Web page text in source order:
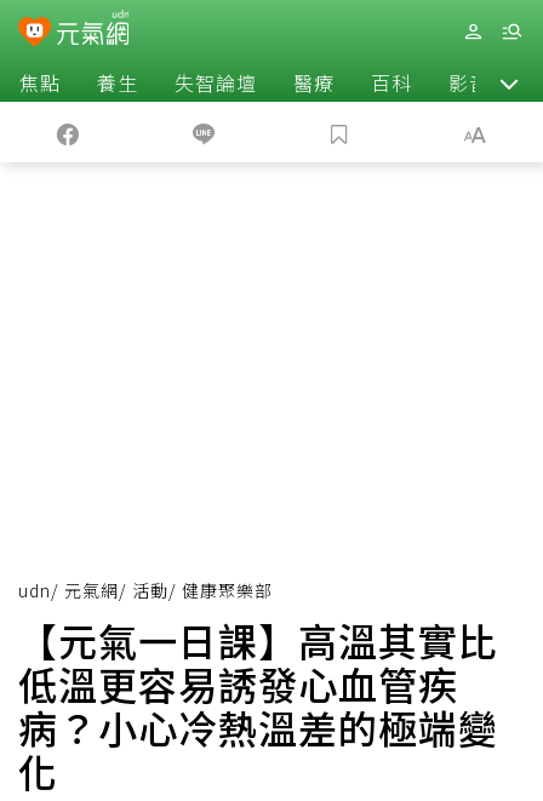
焦點 養生 失智論壇 醫療 百科 影音
udn/ 元氣網/ 活動/ 健康聚樂部
【元氣一日課】高溫其實比
低溫更容易誘發心血管疾
病？小心冷熱溫差的極端變
化